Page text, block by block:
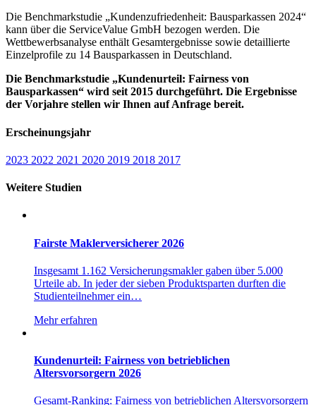
Die Benchmarkstudie „Kundenzufriedenheit: Bausparkassen 2024“
kann über die ServiceValue GmbH bezogen werden. Die
Wettbewerbsanalyse enthält Gesamtergebnisse sowie detaillierte
Einzelprofile zu 14 Bausparkassen in Deutschland.
Die Benchmarkstudie „Kundenurteil: Fairness von
Bausparkassen“ wird seit 2015 durchgeführt. Die Ergebnisse
der Vorjahre stellen wir Ihnen auf Anfrage bereit.
Erscheinungsjahr
2023 2022 2021 2020 2019 2018 2017
Weitere Studien
Fairste Maklerversicherer 2026
Insgesamt 1.162 Versicherungsmakler gaben über 5.000
Urteile ab. In jeder der sieben Produktsparten durften die
Studienteilnehmer ein…
Mehr erfahren
Kundenurteil: Fairness von betrieblichen
Altersvorsorgern 2026
Gesamt-Ranking: Fairness von betrieblichen Altersvorsorgern